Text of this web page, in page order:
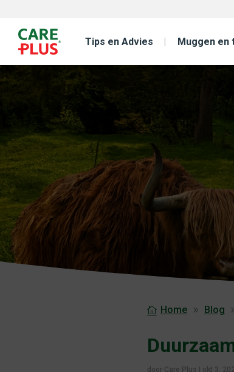
Tips en Advies Muggen en
Home Blog
door Care Plus okt 3,